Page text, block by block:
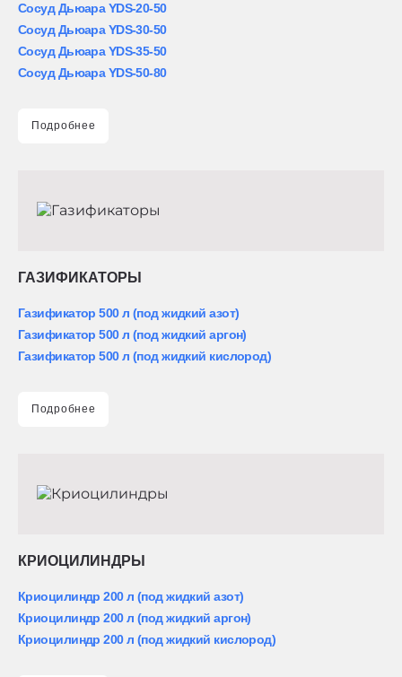
Сосуд Дьюара YDS-20-50
Сосуд Дьюара YDS-30-50
Сосуд Дьюара YDS-35-50
Сосуд Дьюара YDS-50-80
Подробнее
ГАЗИФИКАТОРЫ
Газификатор 500 л (под жидкий азот)
Газификатор 500 л (под жидкий аргон)
Газификатор 500 л (под жидкий кислород)
Подробнее
КРИОЦИЛИНДРЫ
Криоцилиндр 200 л (под жидкий азот)
Криоцилиндр 200 л (под жидкий аргон)
Криоцилиндр 200 л (под жидкий кислород)